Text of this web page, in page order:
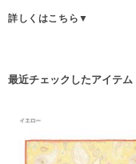
詳しくはこちら▼
最近チェックしたアイテム